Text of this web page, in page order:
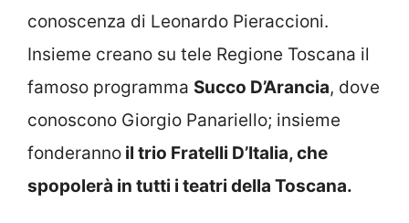
conoscenza di Leonardo Pieraccioni.
Insieme creano su tele Regione Toscana il
famoso programma Succo D’Arancia, dove
conoscono Giorgio Panariello; insieme
fonderanno il trio Fratelli D’Italia, che
spopolerà in tutti i teatri della Toscana.